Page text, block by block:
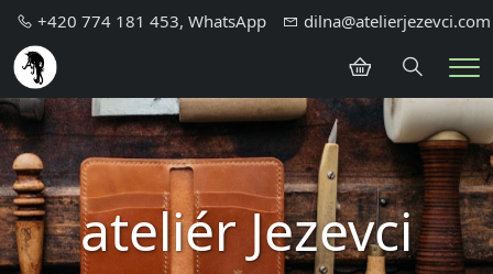
+420 774 181 453, WhatsApp dilna@atelierjezevci.com
Hledání
ateliér Jezevci